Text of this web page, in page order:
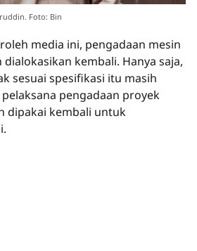
Foto: Bin
media ini, pengadaan mesin
kembali. Hanya saja,
sesuai spesifikasi itu masih
pengadaan proyek
dipakai kembali untuk